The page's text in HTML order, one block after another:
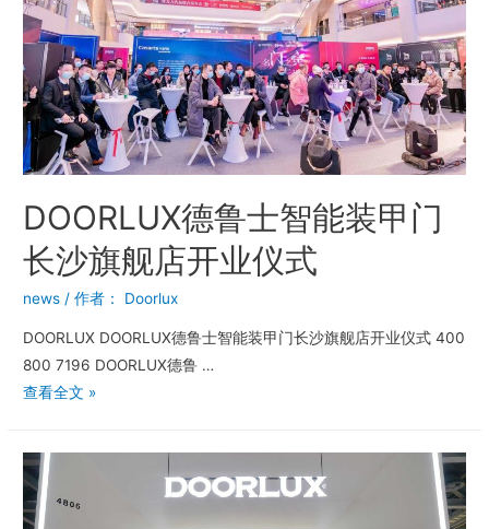
DOORLUX德鲁士智能装甲门
长沙旗舰店开业仪式
news / 作者： Doorlux
DOORLUX DOORLUX德鲁士智能装甲门长沙旗舰店开业仪式 400
800 7196 DOORLUX德鲁 …
查看全文 »